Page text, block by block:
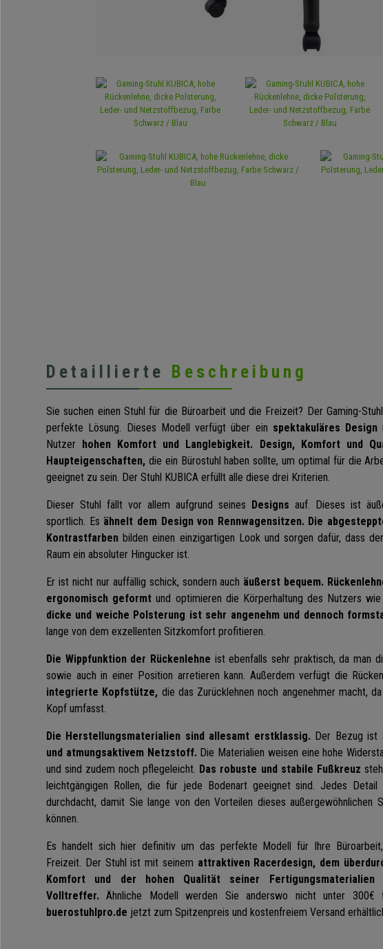
Detaillierte Beschreibung
Sie suchen einen Stuhl für die Büroarbeit und die Freizeit? Der Gaming-Stuhl
perfekte Lösung. Dieses Modell verfügt über ein spektakuläres Design
Nutzer hohen Komfort und Langlebigkeit.
Design, Komfort und
Haupteigenschaften, die ein Bürostuhl haben sollte, um optimal für die
geeignet zu sein. Der Stuhl KUBICA erfüllt alle diese drei Kriterien.
Dieser Stuhl fällt vor allem aufgrund seines Designs auf. Dieses ist
sportlich. Es ähnelt dem Design von Rennwagensitzen. Die
Kontrastfarben bilden einen einzigartigen Look und sorgen dafür, dass
Raum ein absoluter Hingucker ist.
Er ist nicht nur auffällig schick, sondern auch äußerst bequem.
ergonomisch geformt und optimieren die Körperhaltung des Nutzers
dicke und weiche Polsterung ist sehr angenehm und dennoch
lange von dem exzellenten Sitzkomfort profitieren.
Die Wippfunktion der Rückenlehne ist ebenfalls sehr praktisch, da man
sowie auch in einer Position arretieren kann. Außerdem verfügt die
integrierte Kopfstütze, die das Zurücklehnen noch angenehmer macht,
Kopf umfasst.
Die Herstellungsmaterialien sind allesamt erstklassig. Der Bezug ist
und atmungsaktivem Netzstoff. Die Materialien weisen eine hohe
und sind zudem noch pflegeleicht. Das robuste und stabile Fußkreuz
leichtgängigen Rollen, die für jede Bodenart geeignet sind. Jedes
durchdacht, damit Sie lange von den Vorteilen dieses außergewöhnlichen
können.
Es handelt sich hier definitiv um das perfekte Modell für Ihre
Freizeit. Der Stuhl ist mit seinem attraktiven Racerdesign, dem
Komfort und der hohen Qualität seiner Fertigungsmaterialien
Volltreffer. Ähnliche Modell werden Sie anderswo nicht unter 300€
buerostuhlpro.de jetzt zum Spitzenpreis und kostenfreiem Versand